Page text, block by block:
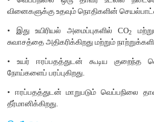
2. மெட்டாலிம்னியான் :நீரின்
3. ஹைப்போலிம்னியான் : குளிர்ந்த
வெப்பநிலை அடிப்படையிலான
விரிவகலம் மற்றும் குத்துயரம்
மேற்பரப்பில் வெப்பநிலை மற்றும்